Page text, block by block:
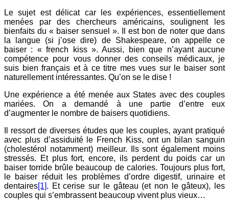
Le sujet est délicat car les expériences, essentiellement
menées par des chercheurs américains, soulignent les
bienfaits du « baiser sensuel ». Il est bon de noter que dans
la langue (si j’ose dire) de Shakespeare, on appelle ce
baiser : « french kiss ». Aussi, bien que n’ayant aucune
compétence pour vous donner des conseils médicaux, je
suis bien français et à ce titre mes vues sur le baiser sont
naturellement intéressantes. Qu’on se le dise !
Une expérience a été menée aux States avec des couples
mariées. On a demandé à une partie d’entre eux
d’augmenter le nombre de baisers quotidiens.
Il ressort de diverses études que les couples, ayant pratiqué
avec plus d’assiduité le French Kiss, ont un bilan sanguin
(cholestérol notamment) meilleur. Ils sont également moins
stressés. Et plus fort, encore, ils perdent du poids car un
baiser torride brûle beaucoup de calories. Toujours plus fort,
le baiser réduit les problèmes d’ordre digestif, urinaire et
dentaires[1]. Et cerise sur le gâteau (et non le gâteux), les
couples qui s’embrassent beaucoup vivent plus vieux…